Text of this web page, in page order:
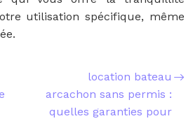
utilisation spécifique, même
location bateau
arcachon sans permis :
quelles garanties pour